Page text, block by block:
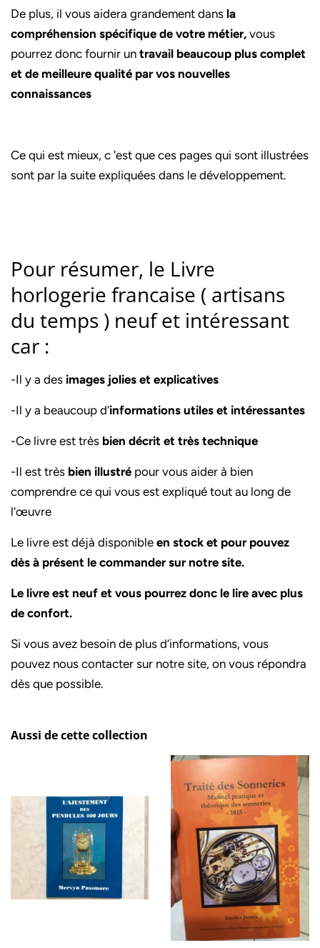
De plus, il vous aidera grandement dans la
compréhension spécifique de votre métier, vous
pourrez donc fournir un travail beaucoup plus complet
et de meilleure qualité par vos nouvelles
connaissances
Ce qui est mieux, c 'est que ces pages qui sont illustrées
sont par la suite expliquées dans le développement.
Pour résumer, le Livre
horlogerie francaise ( artisans
du temps ) neuf et intéressant
car :
-Il y a des images jolies et explicatives
-Il y a beaucoup d’informations utiles et intéressantes
-Ce livre est très bien décrit et très technique
-Il est très bien illustré pour vous aider à bien
comprendre ce qui vous est expliqué tout au long de
l’œuvre
Le livre est déjà disponible en stock et pour pouvez
dès à présent le commander sur notre site.
Le livre est neuf et vous pourrez donc le lire avec plus
de confort.
Si vous avez besoin de plus d’informations, vous
pouvez nous contacter sur notre site, on vous répondra
dès que possible.
Aussi de cette collection